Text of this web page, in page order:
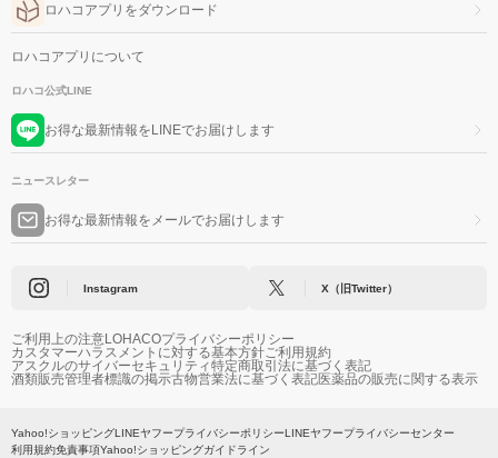
ロハコアプリをダウンロード
ロハコアプリについて
ロハコ公式LINE
お得な最新情報をLINEでお届けします
ニュースレター
お得な最新情報をメールでお届けします
Instagram X（旧Twitter）
ご利用上の注意LOHACOプライバシーポリシー
カスタマーハラスメントに対する基本方針ご利用規約
アスクルのサイバーセキュリティ特定商取引法に基づく表記
酒類販売管理者標識の掲示古物営業法に基づく表記医薬品の販売に関する表示
Yahoo!ショッピングLINEヤフープライバシーポリシーLINEヤフープライバシーセンター
利用規約免責事項Yahoo!ショッピングガイドライン